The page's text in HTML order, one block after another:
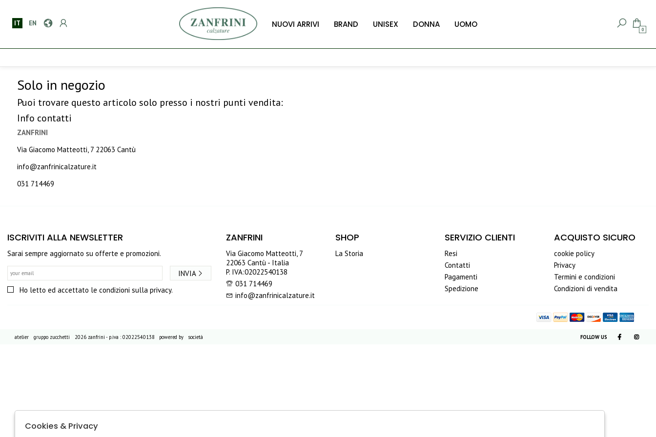
IT EN NUOVI ARRIVI BRAND UNISEX DONNA UOMO
0
Solo in negozio
Puoi trovare questo articolo solo presso i nostri punti vendita:
Info contatti
ZANFRINI
Via Giacomo Matteotti, 7 22063 Cantù
info@zanfrinicalzature.it
031 714469
ISCRIVITI ALLA NEWSLETTER
Sarai sempre aggiornato su offerte e promozioni.
Ho letto ed accettato le condizioni sulla privacy.
INVIA
ZANFRINI
Via Giacomo Matteotti, 7
22063 Cantù - Italia
P. IVA:02022540138
031 714469
info@zanfrinicalzature.it
SHOP
La Storia
SERVIZIO CLIENTI
Resi
Contatti
Pagamenti
Spedizione
ACQUISTO SICURO
cookie policy
Privacy
Termini e condizioni
Condizioni di vendita
2026 zanfrini - p.iva : 02022540138 powered by
atelier società
gruppo zucchetti FOLLOW US
Cookies & Privacy